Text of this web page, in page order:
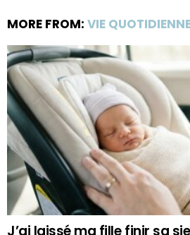
MORE FROM: VIE
J’ai laissé ma fille finir sa